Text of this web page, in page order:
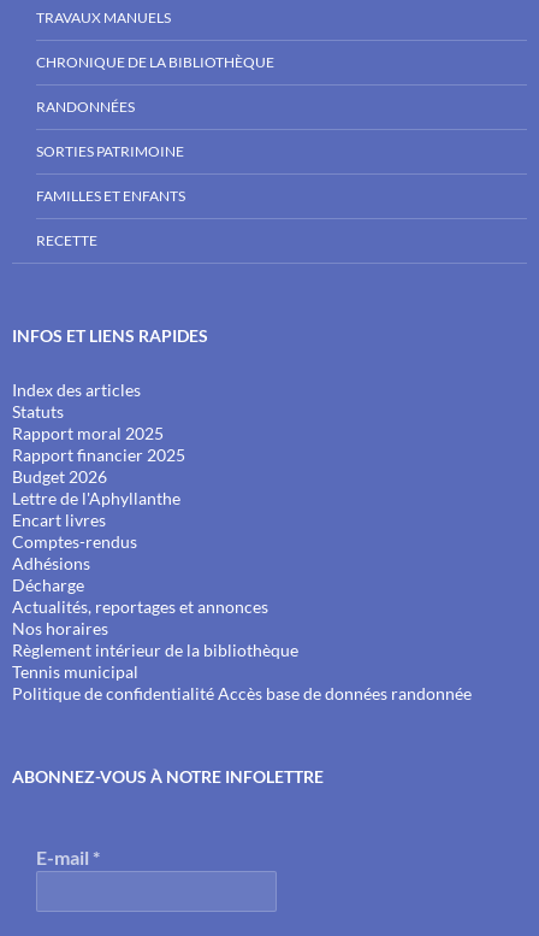
TRAVAUX MANUELS
CHRONIQUE DE LA BIBLIOTHÈQUE
RANDONNÉES
SORTIES PATRIMOINE
FAMILLES ET ENFANTS
RECETTE
INFOS ET LIENS RAPIDES
Index des articles
Statuts
Rapport moral 2025
Rapport financier 2025
Budget 2026
Lettre de l'Aphyllanthe
Encart livres
Comptes-rendus
Adhésions
Décharge
Actualités, reportages et annonces
Nos horaires
Règlement intérieur de la bibliothèque
Tennis municipal
Politique de confidentialitéAccès base de données randonnée
ABONNEZ-VOUS À NOTRE INFOLETTRE
E-mail *